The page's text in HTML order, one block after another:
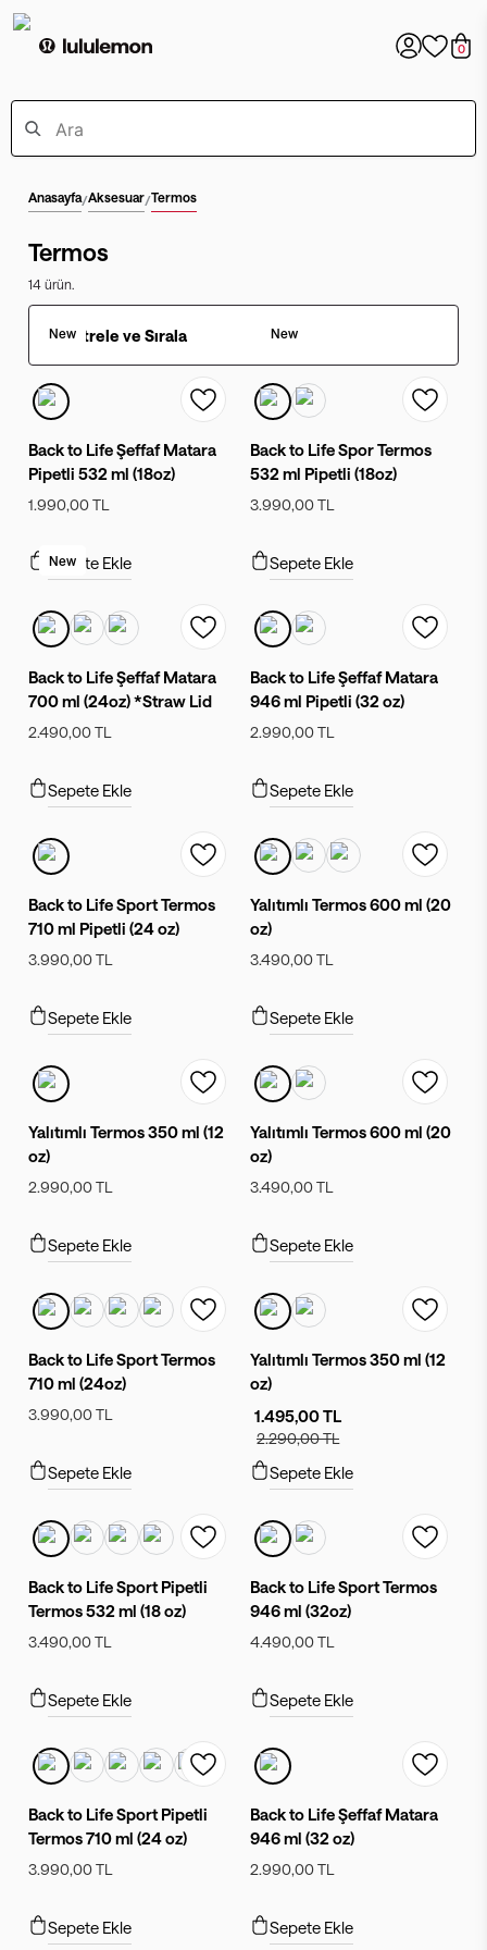
0
Anasayfa/ Aksesuar/ Termos
Termos
14 ürün.
Filtrele ve Sırala
New
Back to Life Şeffaf Matara
Pipetli 532 ml (18oz)
1.990,00 TL
Sepete Ekle
New
Back to Life Spor Termos
532 ml Pipetli (18oz)
3.990,00 TL
Sepete Ekle
New
Back to Life Şeffaf Matara
700 ml (24oz) *Straw Lid
2.490,00 TL
Sepete Ekle
Back to Life Şeffaf Matara
946 ml Pipetli (32 oz)
2.990,00 TL
Sepete Ekle
Back to Life Sport Termos
710 ml Pipetli (24 oz)
3.990,00 TL
Sepete Ekle
Yalıtımlı Termos 600 ml (20
oz)
3.490,00 TL
Sepete Ekle
Yalıtımlı Termos 350 ml (12
oz)
2.990,00 TL
Sepete Ekle
Yalıtımlı Termos 600 ml (20
oz)
3.490,00 TL
Sepete Ekle
Back to Life Sport Termos
710 ml (24oz)
3.990,00 TL
Sepete Ekle
Yalıtımlı Termos 350 ml (12
oz)
1.495,00 TL
2.290,00 TL
Sepete Ekle
Back to Life Sport Pipetli
Termos 532 ml (18 oz)
3.490,00 TL
Sepete Ekle
Back to Life Sport Termos
946 ml (32oz)
4.490,00 TL
Sepete Ekle
Back to Life Sport Pipetli
Termos 710 ml (24 oz)
3.990,00 TL
Sepete Ekle
Back to Life Şeffaf Matara
946 ml (32 oz)
2.990,00 TL
Sepete Ekle